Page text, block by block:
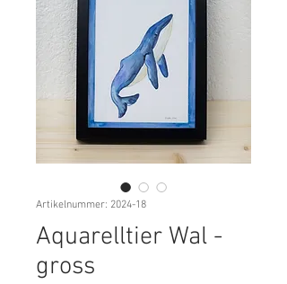
Artikelnummer: 2024-18
Aquarelltier Wal -
gross